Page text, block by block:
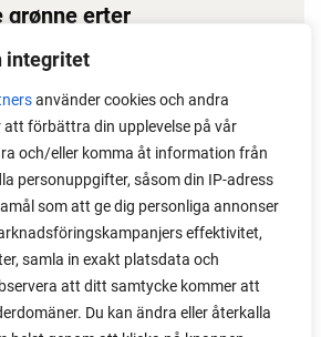
integritet
använder cookies och andra
förbättra din upplevelse på vår
och/eller komma åt information från
personuppgifter, såsom din IP-adress
som att ge dig personliga annonser
effektivitet,
samla in exakt platsdata och
att ditt samtycke kommer att
Du kan ändra eller återkalla
grønne erter
dessuten klarer de seg i
Her får du noen gode